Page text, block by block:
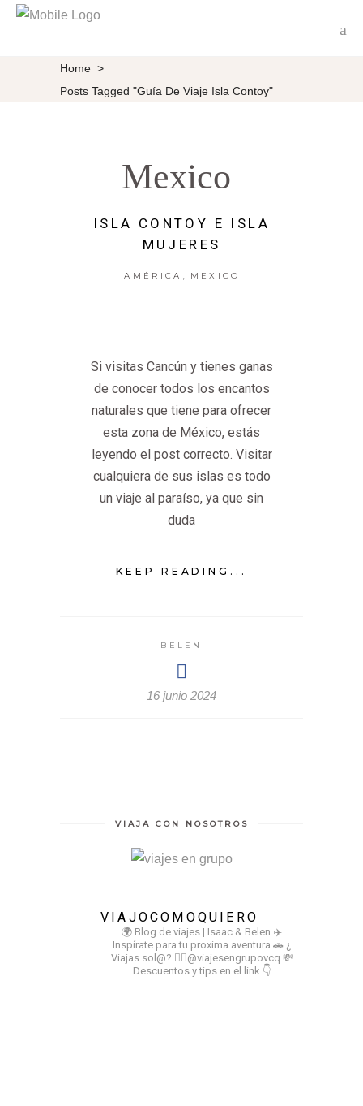
Home >
Posts Tagged "guía De Viaje Isla Contoy"
Mexico
ISLA CONTOY E ISLA
MUJERES
AMÉRICA MEXICO
Si visitas Cancún y tienes ganas
de conocer todos los encantos
naturales que tiene para ofrecer
esta zona de México, estás
leyendo el post correcto. Visitar
cualquiera de sus islas es todo
un viaje al paraíso, ya que sin
duda
KEEP READING...
BELEN
16 junio 2024
VIAJA CON NOSOTROS
VIAJOCOMOQUIERO
🌍 Blog de viajes | Isaac & Belen ✈️
Inspírate para tu proxima aventura 🚗 ¿
Viajas sol@? 👉🏻@viajesengrupovcq 💸
Descuentos y tips en el link 👇